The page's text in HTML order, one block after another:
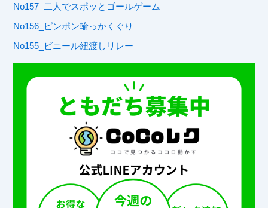
No157_二人でスポッとゴールゲーム
No156_ピンポン輪っかくぐり
No155_ビニール紐渡しリレー